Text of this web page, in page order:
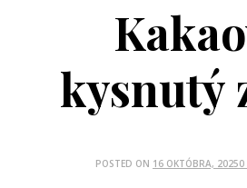
kysnutý
POSTED ON 16 OKTÓBRA, 20250